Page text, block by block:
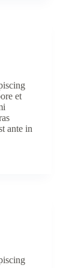
et
ante in